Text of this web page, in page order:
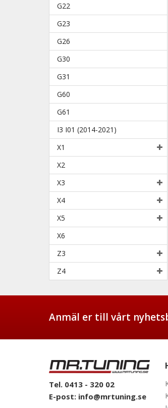
G22
G23
G26
G30
G31
G60
G61
I3 I01 (2014-2021)
X1
X2
X3
X4
X5
X6
Z3
Z4
Anmäl er till vårt
Tel. 0413 - 320 02
E-post: info@mrtuning.se